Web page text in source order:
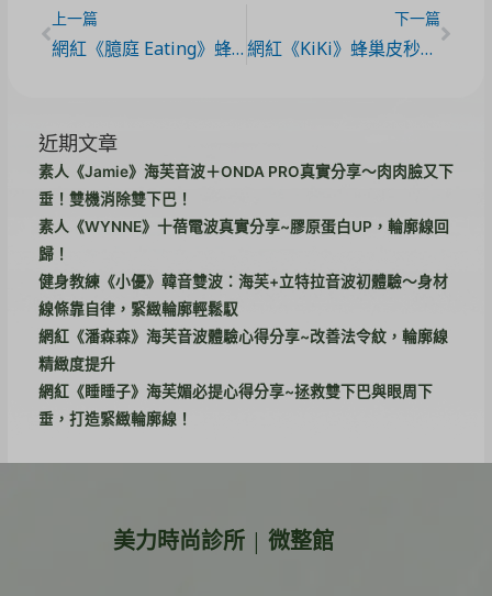
上一篇
網紅《臆庭 Eating》蜂巢皮秒體驗心得分享
下一篇
網紅《KiKi》蜂巢皮秒體驗心得分享
近期文章
素人《Jamie》海芙音波＋ONDA PRO真實分享～肉肉臉又下
垂！雙機消除雙下巴！
素人《WYNNE》十蓓電波真實分享~膠原蛋白UP，輪廓線回
歸！
健身教練《小優》韓音雙波：海芙+立特拉音波初體驗～身材
線條靠自律，緊緻輪廓輕鬆馭
網紅《潘森森》海芙音波體驗心得分享~改善法令紋，輪廓線
精緻度提升
網紅《睡睡子》海芙媚必提心得分享~拯救雙下巴與眼周下
垂，打造緊緻輪廓線！
美力時尚診所 | 微整館